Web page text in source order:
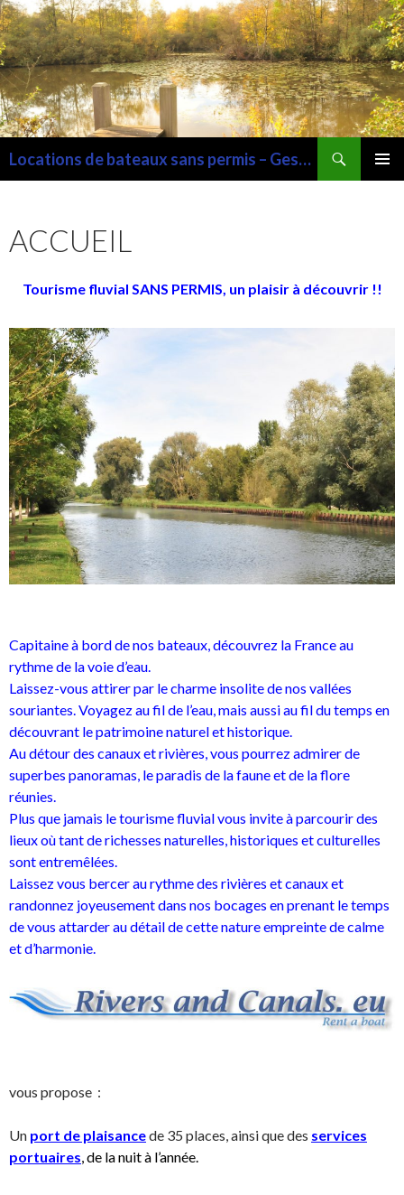
Locations de bateaux sans permis – Gestion de port de plaisance –
ACCUEIL
Tourisme fluvial SANS PERMIS, un plaisir à découvrir !!
Capitaine à bord de nos bateaux, découvrez la France au
rythme de la voie d’eau.
Laissez-vous attirer par le charme insolite de nos vallées
souriantes. Voyagez au fil de l’eau, mais aussi au fil du temps en
découvrant le patrimoine naturel et historique.
Au détour des canaux et rivières, vous pourrez admirer de
superbes panoramas, le paradis de la faune et de la flore
réunies.
Plus que jamais le tourisme fluvial vous invite à parcourir des
lieux où tant de richesses naturelles, historiques et culturelles
sont entremêlées.
Laissez vous bercer au rythme des rivières et canaux et
randonnez joyeusement dans nos bocages en prenant le temps
de vous attarder au détail de cette nature empreinte de calme
et d’harmonie.
vous propose :
Un port de plaisancede 35 places,ainsi que des services
portuaires, de la nuit à l’année.